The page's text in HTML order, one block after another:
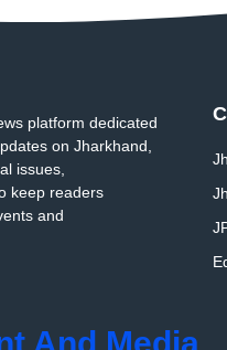
platform dedicated
on Jharkhand,
issues,
keep readers
and